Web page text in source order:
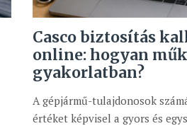
Casco biztosítás
online: hogyan
gyakorlatban?
A gépjármű-tulajdonosok
értéket képvisel a gyors és